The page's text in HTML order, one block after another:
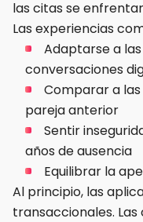
las citas se
Las experiencias
Adaptarse a
conversaciones
Comparar a
pareja anterior
Sentir
años de ausencia
Equilibrar la
Al principio, las
transaccionales.